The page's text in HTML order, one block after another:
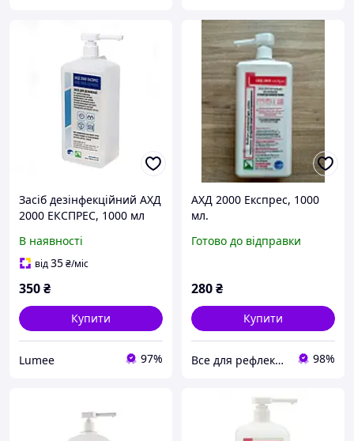
Засіб дезінфекційний АХД
2000 ЕКСПРЕС, 1000 мл
В наявності
від35₴/міс
350₴
Купити
Lumee 97%
АХД 2000 Експрес, 1000
мл.
Готово до відправки
280₴
Купити
Все для рефлексотерапії та татуювання 98%